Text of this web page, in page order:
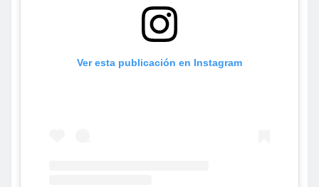
Ver esta publicación en Instagram